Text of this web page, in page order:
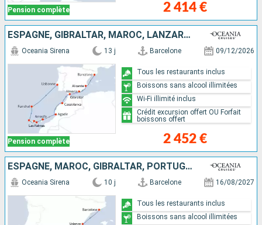
Pension complète 2 414 €
ESPAGNE, GIBRALTAR, MAROC, LANZAROTE, TENERIFE, MAJORQUE, PORTUGAL
Pension complète
Oceania Sirena 13 j Barcelone 09/12/2026
2 452 €
Tous les restaurants inclus
Boissons sans alcool illimitées
Wi-Fi illimité inclus
Crédit excursion offert OU Forfait
boissons offert
ESPAGNE, MAROC, GIBRALTAR, PORTUGAL
Oceania Sirena 10 j Barcelone 16/08/2027
Tous les restaurants inclus
Boissons sans alcool illimitées